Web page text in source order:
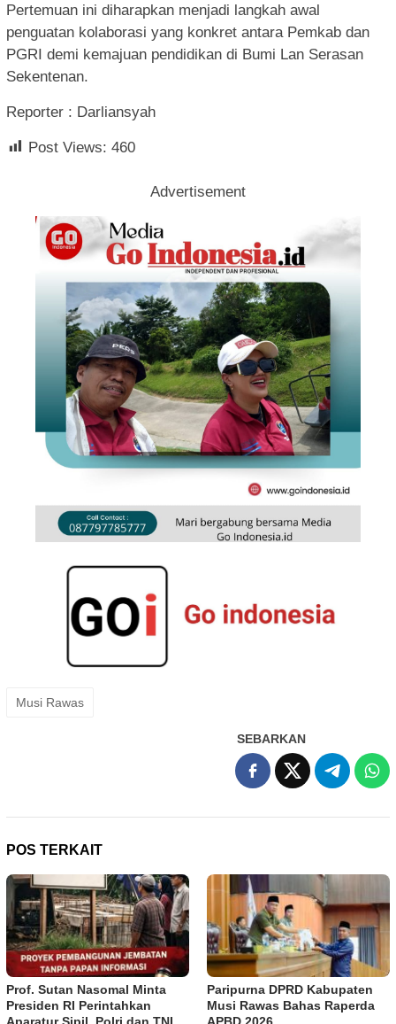
Pertemuan ini diharapkan menjadi langkah awal
penguatan kolaborasi yang konkret antara Pemkab dan
PGRI demi kemajuan pendidikan di Bumi Lan Serasan
Sekentenan.
Reporter : Darliansyah
Post Views: 460
Advertisement
Musi Rawas
SEBARKAN
POS TERKAIT
Prof. Sutan Nasomal Minta
Presiden RI Perintahkan
Paripurna DPRD Kabupaten
Musi Rawas Bahas Raperda